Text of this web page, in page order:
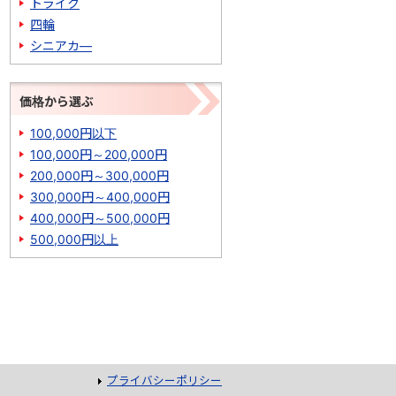
四輪
シニアカ―
価格から選ぶ
100,000円以下
100,000円～200,000円
200,000円～300,000円
300,000円～400,000円
400,000円～500,000円
500,000円以上
プライバシーポリシー